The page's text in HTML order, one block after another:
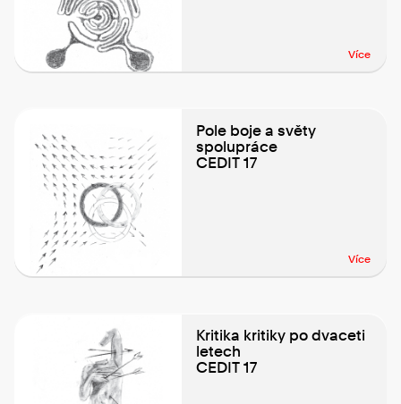
Více
Pole boje a světy
spolupráce
CEDIT 17
Více
Kritika kritiky po dvaceti
letech
CEDIT 17